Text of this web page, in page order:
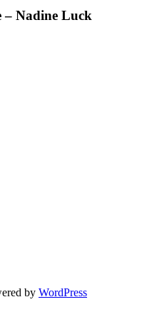
– Nadine Luck
by WordPress